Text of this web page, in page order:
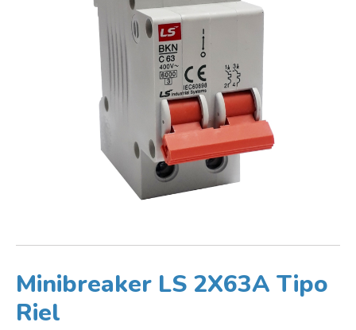
Minibreaker LS 2X63A Tipo
Riel